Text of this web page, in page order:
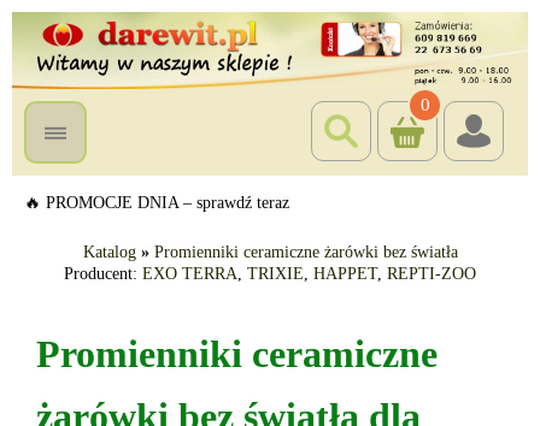
0
🔥 PROMOCJE DNIA – sprawdź teraz
Katalog » Promienniki ceramiczne żarówki bez światła
Producent: EXO TERRA, TRIXIE, HAPPET, REPTI-ZOO
Promienniki ceramiczne
żarówki bez światła dla